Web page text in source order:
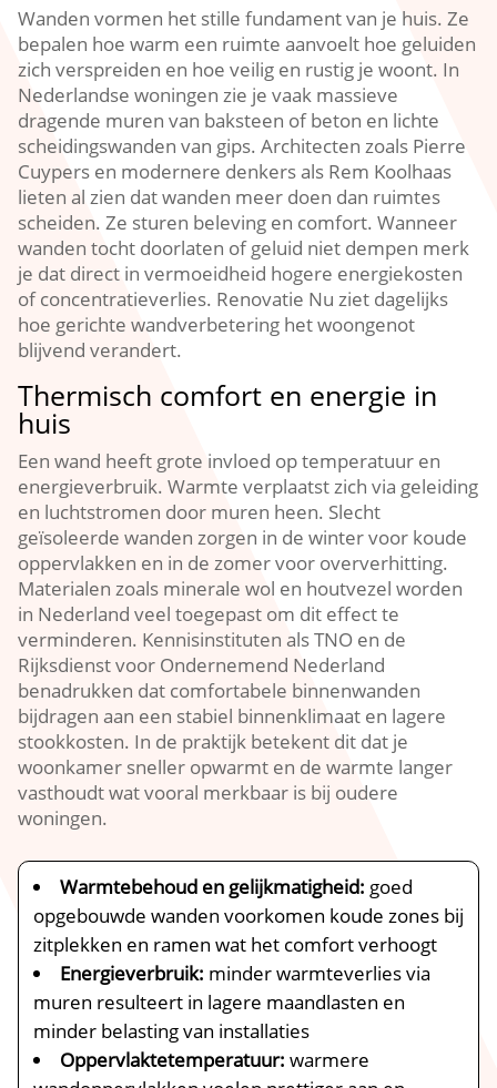
Wanden vormen het stille fundament van je huis.​ Ze
bepalen hoe warm een ruimte aanvoelt hoe geluiden
zich verspreiden en hoe veilig en rustig je woont.​ In
Nederlandse woningen zie je vaak massieve
dragende muren van baksteen of beton en lichte
scheidingswanden van gips.​ Architecten zoals Pierre
Cuypers en modernere denkers als Rem Koolhaas
lieten al zien dat wanden meer doen dan ruimtes
scheiden.​ Ze sturen beleving en comfort.​ Wanneer
wanden tocht doorlaten of geluid niet dempen merk
je dat direct in vermoeidheid hogere energiekosten
of concentratieverlies.​ Renovatie Nu ziet dagelijks
hoe gerichte wandverbetering het woongenot
blijvend verandert.​
Thermisch comfort en energie in
huis
Een wand heeft grote invloed op temperatuur en
energieverbruik.​ Warmte verplaatst zich via geleiding
en luchtstromen door muren heen.​ Slecht
geïsoleerde wanden zorgen in de winter voor koude
oppervlakken en in de zomer voor oververhitting.​
Materialen zoals minerale wol en houtvezel worden
in Nederland veel toegepast om dit effect te
verminderen.​ Kennisinstituten als TNO en de
Rijksdienst voor Ondernemend Nederland
benadrukken dat comfortabele binnenwanden
bijdragen aan een stabiel binnenklimaat en lagere
stookkosten.​ In de praktijk betekent dit dat je
woonkamer sneller opwarmt en de warmte langer
vasthoudt wat vooral merkbaar is bij oudere
woningen.​
Warmtebehoud en gelijkmatigheid: goed
opgebouwde wanden voorkomen koude zones bij
zitplekken en ramen wat het comfort verhoogt
Energieverbruik: minder warmteverlies via
muren resulteert in lagere maandlasten en
minder belasting van installaties
Oppervlaktetemperatuur: warmere